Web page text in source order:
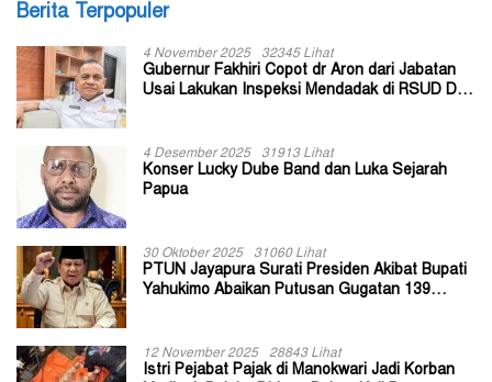
Berita Terpopuler
4 November 2025 32345 Lihat
Gubernur Fakhiri Copot dr Aron dari Jabatan
Usai Lakukan Inspeksi Mendadak di RSUD Dok
4 Desember 2025 31913 Lihat
Konser Lucky Dube Band dan Luka Sejarah
Papua
30 Oktober 2025 31060 Lihat
PTUN Jayapura Surati Presiden Akibat Bupati
Yahukimo Abaikan Putusan Gugatan 139
12 November 2025 28843 Lihat
Istri Pejabat Pajak di Manokwari Jadi Korban